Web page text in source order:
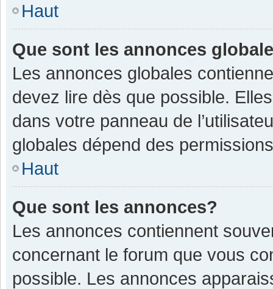
Haut
Que sont les annonces
Les annonces globales
devez lire dès que possible.
dans votre panneau de
globales dépend des
Haut
Que sont les annonces?
Les annonces contiennent
concernant le forum que vous
possible. Les annonces